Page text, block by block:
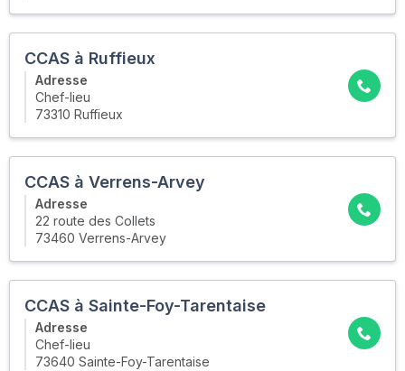
CCAS à Ruffieux
Adresse
Chef-lieu
73310 Ruffieux
CCAS à Verrens-Arvey
Adresse
22 route des Collets
73460 Verrens-Arvey
CCAS à Sainte-Foy-Tarentaise
Adresse
Chef-lieu
73640 Sainte-Foy-Tarentaise